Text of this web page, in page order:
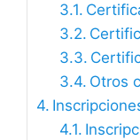
Otros